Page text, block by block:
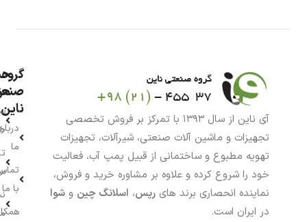
آی ناین از سال ۱۳۹۳ با تمرکز بر فروش تخصصی
تجهیزات و ماشین آلات صنعتی، شیرآلات، تجهیزات
تهویه مطبوع و ساختمانی از قبیل پمپ آب، فعالیت
خود را شروع کرده و علاوه بر مشاوره خرید و فروش،
نماینده انحصاری برند های رپس، اسلانگ چین و شوا
در ایران است.
گروه
ناین
ما
با ما